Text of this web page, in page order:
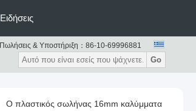
Ειδήσεις
Πωλήσεις & Υποστήριξη： 86-10-69996881
Go
Ο πλαστικός σωλήνας 16mm καλύμματα